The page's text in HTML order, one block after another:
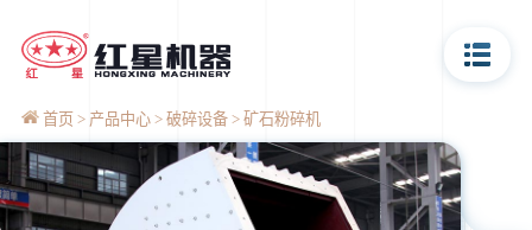
首页 产品中心 破碎设备 矿石粉碎机